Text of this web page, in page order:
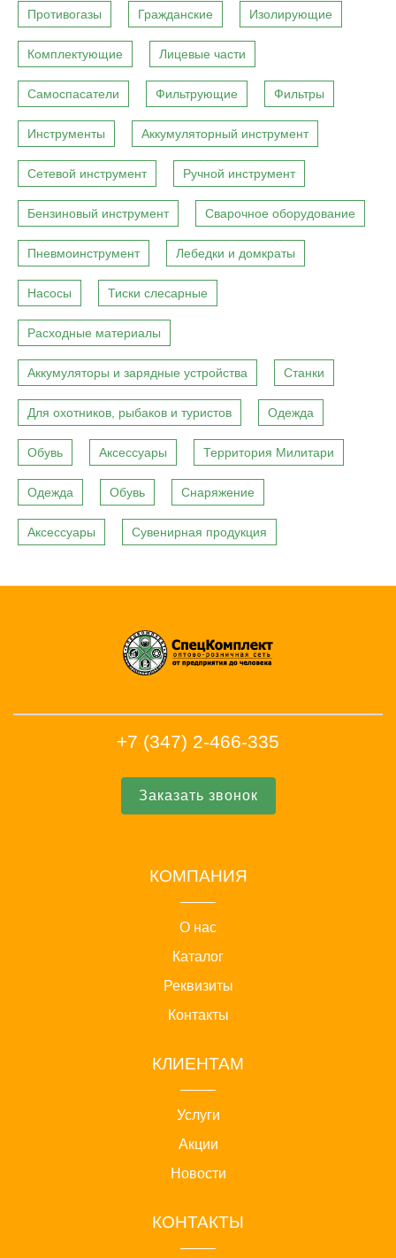
Противогазы Гражданские Изолирующие
Комплектующие Лицевые части
Самоспасатели Фильтрующие Фильтры
Инструменты Аккумуляторный инструмент
Сетевой инструмент Ручной инструмент
Бензиновый инструмент Сварочное оборудование
Пневмоинструмент Лебедки и домкраты
Насосы Тиски слесарные
Расходные материалы
Аккумуляторы и зарядные устройства Станки
Для охотников, рыбаков и туристов Одежда
Обувь Аксессуары Территория Милитари
Одежда Обувь Снаряжение
Аксессуары Сувенирная продукция
+7 (347) 2-466-335
Заказать звонок
КОМПАНИЯ
О нас
Каталог
Реквизиты
Контакты
КЛИЕНТАМ
Услуги
Акции
Новости
КОНТАКТЫ